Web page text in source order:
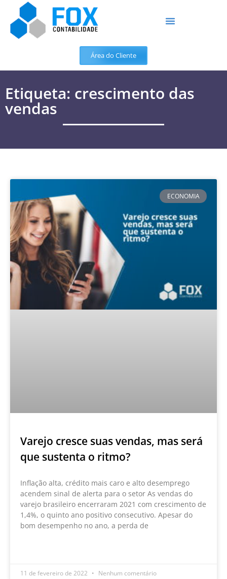
Área do Cliente
Etiqueta: crescimento das
vendas
ECONOMIA
Varejo cresce suas vendas, mas será
que sustenta o ritmo?
Inflação alta, crédito mais caro e alto desemprego
acendem sinal de alerta para o setor As vendas do
varejo brasileiro encerraram 2021 com crescimento de
1,4%, o quinto ano positivo consecutivo. Apesar do
bom desempenho no ano, a perda de
11 de fevereiro de 2022 Nenhum comentário